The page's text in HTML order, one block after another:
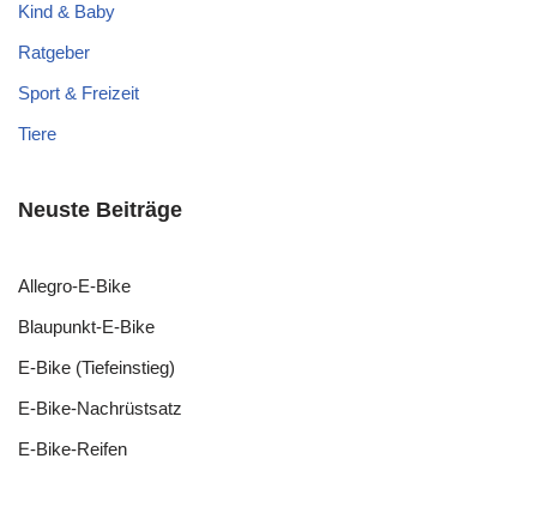
Kind & Baby
Ratgeber
Sport & Freizeit
Tiere
Neuste Beiträge
Allegro-E-Bike
Blaupunkt-E-Bike
E-Bike (Tiefeinstieg)
E-Bike-Nachrüstsatz
E-Bike-Reifen